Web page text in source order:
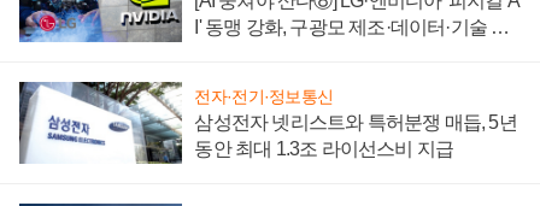
I' 동맹 강화, 구광모 제조·데이터·기술 결
전자·전기·정보통신
삼성전자 넷리스트와 특허분쟁 매듭, 5년
동안 최대 1.3조 라이선스비 지급